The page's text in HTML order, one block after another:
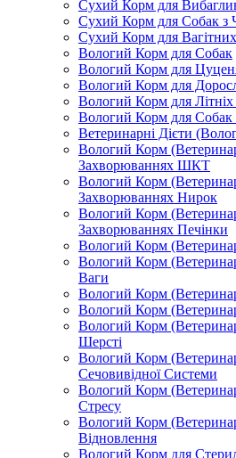
Сухий Корм для
Сухий Корм для Собак з
Сухий Корм для
Вологий Корм для Собак
Вологий Корм для
Вологий Корм для
Вологий Корм для
Вологий Корм для
Ветеринарні Дієти
Вологий Корм
Захворюваннях ШКТ
Вологий Корм
Захворюваннях Нирок
Вологий Корм
Захворюваннях Печінки
Вологий Корм
Вологий Корм
Ваги
Вологий Корм
Вологий Корм
Вологий Корм
Шерсті
Вологий Корм
Сечовивідної Системи
Вологий Корм
Стресу
Вологий Корм
Відновлення
Вологий Корм для